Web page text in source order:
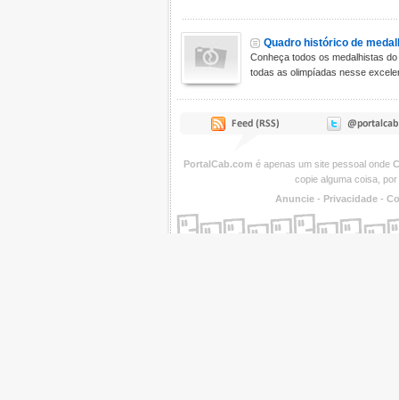
Quadro histórico de
Conheça todos os medalhistas
todas as olimpíadas nesse
PortalCab.com é apenas um site pessoal onde
copie alguma coisa,
Anuncie - Privacidade -